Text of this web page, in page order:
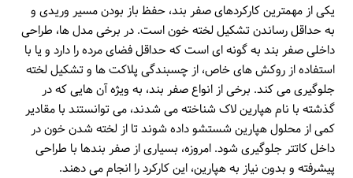
یکی از مهمترین کارکردهای صفر بند، حفظ باز بودن مسیر وریدی و
به حداقل رساندن تشکیل لخته خون است. در برخی مدل ها، طراحی
داخلی صفر بند به گونه ای است که حداقل فضای مرده را دارد و یا با
استفاده از روکش های خاص، از چسبندگی پلاکت ها و تشکیل لخته
جلوگیری می کند. برخی از انواع صفر بند، به ویژه آن هایی که در
گذشته با نام هپارین لاک شناخته می شدند، می توانستند با مقادیر
کمی از محلول هپارین شستشو داده شوند تا از لخته شدن خون در
داخل کاتتر جلوگیری شود. امروزه، بسیاری از صفر بندها با طراحی
پیشرفته و بدون نیاز به هپارین، این کارکرد را انجام می دهند.